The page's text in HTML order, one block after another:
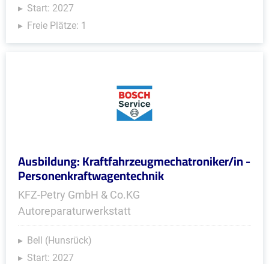
Start: 2027
Freie Plätze: 1
Ausbildung: Kraftfahrzeugmechatroniker/in -
Personenkraftwagentechnik
KFZ-Petry GmbH & Co.KG
Autoreparaturwerkstatt
Bell (Hunsrück)
Start: 2027